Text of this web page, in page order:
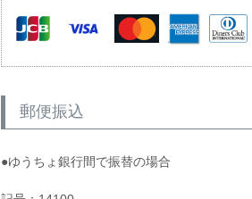
郵便振込
●ゆうちょ銀行間で振替の場合